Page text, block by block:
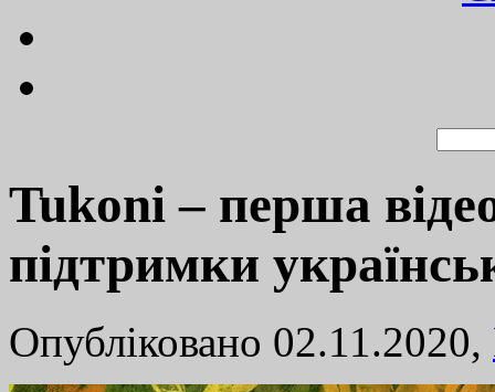
Tukoni – перша
підтримки
Опубліковано 02.11.2020,